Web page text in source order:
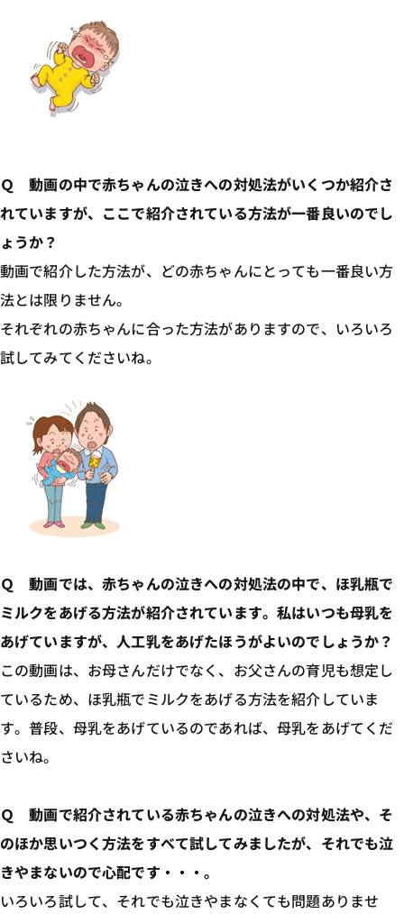
Ｑ 動画の中で赤ちゃんの泣きへの対処法がいくつか紹介さ
れていますが、ここで紹介されている方法が一番良いのでし
ょうか？
動画で紹介した方法が、どの赤ちゃんにとっても一番良い方
法とは限りません。
それぞれの赤ちゃんに合った方法がありますので、いろいろ
試してみてくださいね。
Ｑ 動画では、赤ちゃんの泣きへの対処法の中で、ほ乳瓶で
ミルクをあげる方法が紹介されています。私はいつも母乳を
あげていますが、人工乳をあげたほうがよいのでしょうか？
この動画は、お母さんだけでなく、お父さんの育児も想定し
ているため、ほ乳瓶でミルクをあげる方法を紹介していま
す。普段、母乳をあげているのであれば、母乳をあげてくだ
さいね。
Ｑ 動画で紹介されている赤ちゃんの泣きへの対処法や、そ
のほか思いつく方法をすべて試してみましたが、それでも泣
きやまないので心配です・・・。
いろいろ試して、それでも泣きやまなくても問題ありませ